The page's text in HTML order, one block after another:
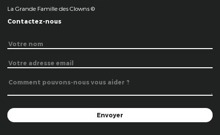
La Grande Famille des Clowns ©
Contactez-nous